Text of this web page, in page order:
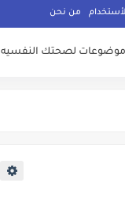
من نحن
موضوعات لصحتك النفسيه